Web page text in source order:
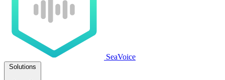
SeaVoice
Solutions